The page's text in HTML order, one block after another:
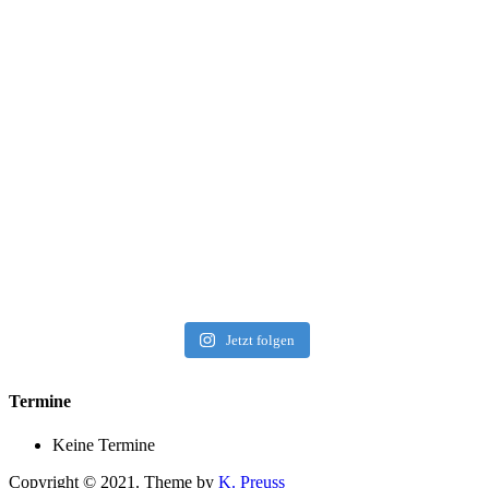
Jetzt folgen
Termine
Keine Termine
Copyright © 2021. Theme by K. Preuss